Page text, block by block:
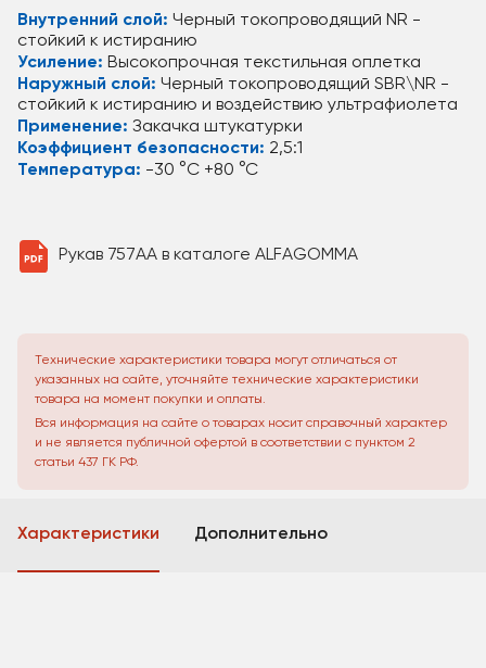
Внутренний слой: Черный токопроводящий NR -
стойкий к истиранию
Усиление: Высокопрочная текстильная оплетка
Наружный слой: Черный токопроводящий SBR\NR -
стойкий к истиранию и воздействию ультрафиолета
Применение: Закачка штукатурки
Коэффициент безопасности: 2,5:1
Температура: -30 °C +80 °C
Рукав 757AA в каталоге ALFAGOMMA
Технические характеристики товара могут отличаться от
указанных на сайте, уточняйте технические характеристики
товара на момент покупки и оплаты.
Вся информация на сайте о товарах носит справочный характер
и не является публичной офертой в соответствии с пунктом 2
статьи 437 ГК РФ.
Характеристики Дополнительно